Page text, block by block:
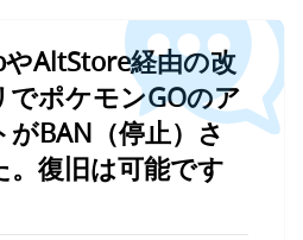
AltStore経由の改
でポケモンGOのア
がBAN（停止）さ
。復旧は可能です